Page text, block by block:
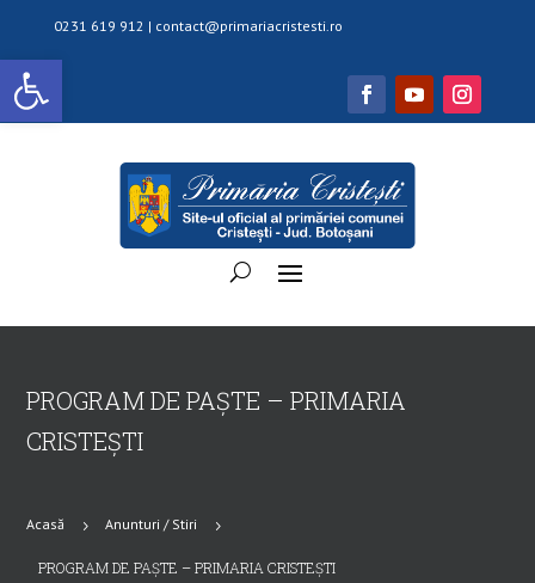
Deschide bara de unelte
0231 619 912 | contact@primariacristesti.ro
PROGRAM DE PAȘTE – PRIMARIA
CRISTEȘTI
Acasă 5 Anunturi / Stiri 5
PROGRAM DE PAȘTE – PRIMARIA CRISTEȘTI